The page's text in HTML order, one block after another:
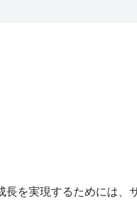
を実現するためには、